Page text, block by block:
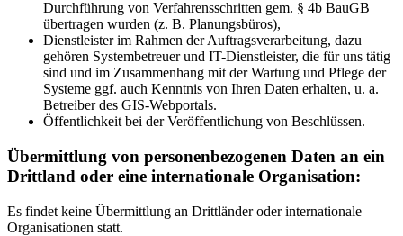
Durchführung von Verfahrensschritten gem. § 4b BauGB
übertragen wurden (z. B. Planungsbüros),
Dienstleister im Rahmen der Auftragsverarbeitung, dazu
gehören Systembetreuer und IT-Dienstleister, die für uns tätig
sind und im Zusammenhang mit der Wartung und Pflege der
Systeme ggf. auch Kenntnis von Ihren Daten erhalten, u. a.
Betreiber des GIS-Webportals.
Öffentlichkeit bei der Veröffentlichung von Beschlüssen.
Übermittlung von personenbezogenen Daten an ein
Drittland oder eine internationale Organisation:
Es findet keine Übermittlung an Drittländer oder internationale
Organisationen statt.